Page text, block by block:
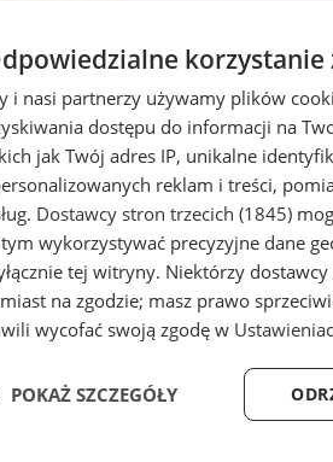
korzystanie
i nasi partnerzy używamy plików
dostępu do informacji na
jak Twój adres IP, unikalne
reklam i treści,
Dostawcy stron trzecich (1845)
wykorzystywać precyzyjne dane
tej witryny. Niektórzy
na zgodzie; masz prawo
wycofać swoją zgodę w
POKAŻ SZCZEGÓŁY